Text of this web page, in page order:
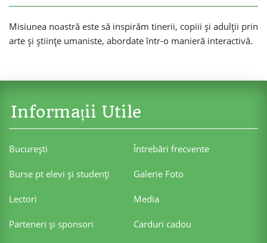
Misiunea noastră este să inspirăm tinerii, copiii și adulții prin
arte și științe umaniste, abordate într-o manieră interactivă.
Informații Utile
Bucureşti Întrebări frecvente
Burse pt elevi şi studenţi Galerie Foto
Lectori Media
Parteneri şi sponsori Carduri cadou